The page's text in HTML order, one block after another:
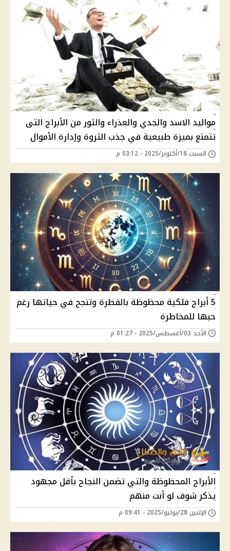
مواليد الاسد والجدي والعذراء والثور من الأبراج التى
تتمتع بميزة طبيعية في جذب الثروة وإدارة الأموال
السبت 18/أكتوبر/2025 - 03:12 م
5 أبراج فلكية محظوظة بالفطرة وتنجح في حياتها رغم
حبها للمخاطرة
الأحد 03/أغسطس/2025 - 01:27 م
الأبراج المحظوظة والتي تضمن النجاح بأقل مجهود
يذكر شوف لو أنت منهم
الإثنين 28/يوليو/2025 - 09:41 م